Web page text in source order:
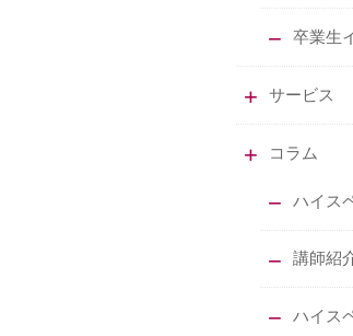
卒業生
サービス
コラム
ハイス
講師紹
ハイス